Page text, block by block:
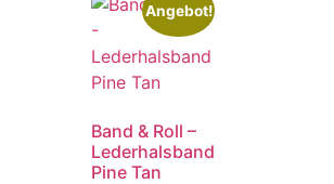
Angebot!
Band & Roll –
Lederhalsband
Pine Tan